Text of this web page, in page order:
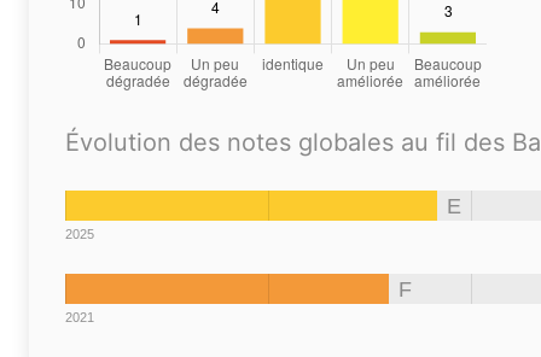
Évolution des notes globales au fil des
E
2025
F
2021